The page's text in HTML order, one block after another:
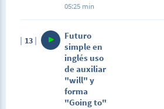
05:25 min
13
Futuro
simple en
inglés uso
de auxiliar
"will" y
forma
"Going to"